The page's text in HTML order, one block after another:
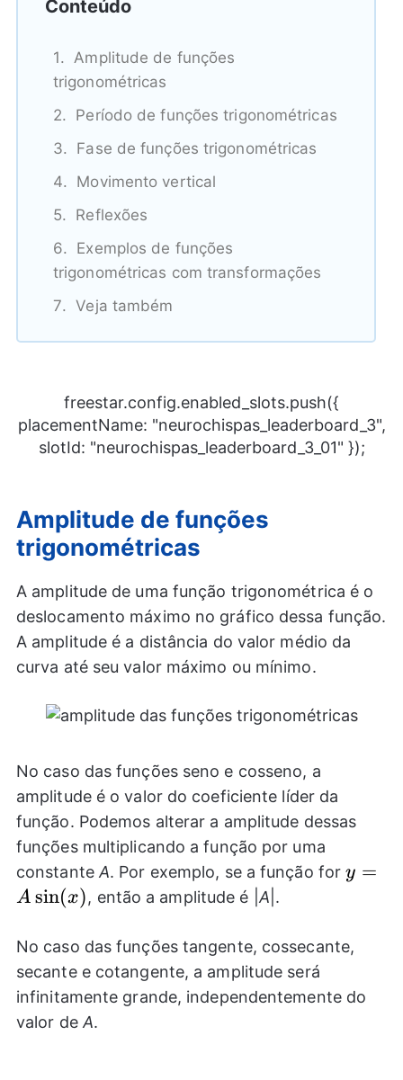
Conteúdo
Amplitude de funções
trigonométricas
Período de funções trigonométricas
Fase de funções trigonométricas
Movimento vertical
Reflexões
Exemplos de funções
trigonométricas com transformações
Veja também
freestar.config.enabled_slots.push({
placementName: "neurochispas_leaderboard_3",
slotId: "neurochispas_leaderboard_3_01" });
Amplitude de funções
trigonométricas
A amplitude de uma função trigonométrica é o
deslocamento máximo no gráfico dessa função.
A amplitude é a distância do valor médio da
curva até seu valor máximo ou mínimo.
No caso das funções seno e cosseno, a
amplitude é o valor do coeficiente líder da
função. Podemos alterar a amplitude dessas
funções multiplicando a função por uma
constanteA. Por exemplo, se a função fory= A
y =
A sin(x), então a amplitude é |A |.
No caso das funções tangente, cossecante,
secante e cotangente, a amplitude será
infinitamente grande, independentemente do
valor deA.